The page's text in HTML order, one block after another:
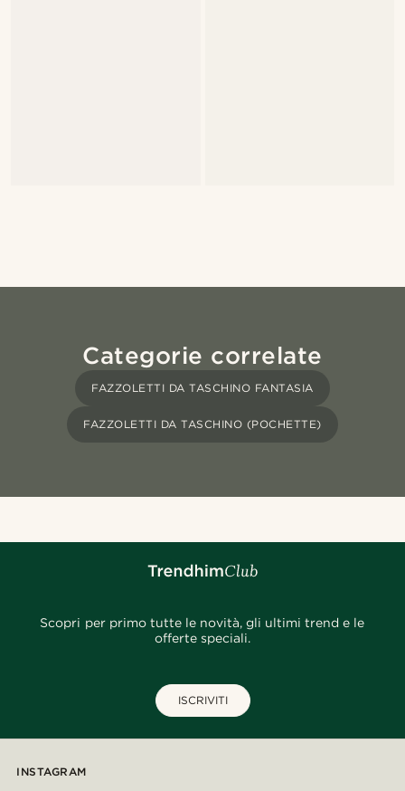
Categorie correlate
FAZZOLETTI DA TASCHINO FANTASIA
FAZZOLETTI DA TASCHINO (POCHETTE)
Scopri per primo tutte le novità, gli ultimi trend e le
offerte speciali.
ISCRIVITI
INSTAGRAM